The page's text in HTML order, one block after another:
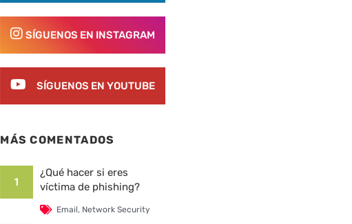
SÍGUENOS EN INSTAGRAM
SÍGUENOS EN YOUTUBE
MÁS COMENTADOS
1
¿Qué hacer si eres
víctima de phishing?
Email, Network Security